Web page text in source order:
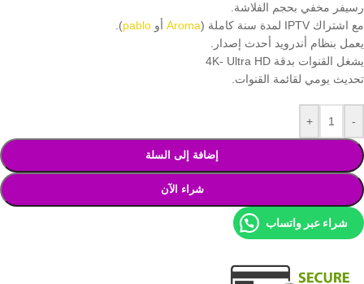
رسيفر مخفي بحجم الفلاشة.
مع اشتراك IPTV لمدة سنة كاملة (
Aroma أو pablo
).
يعمل بنظام أندرويد أحدث إصدار.
يشغل القنوات بدقة 4K- Ultra HD
تحديث يومي لقائمة القنوات.
-
+
إضافة إلى السلة
شراء الآن
شراء عبر واتساب